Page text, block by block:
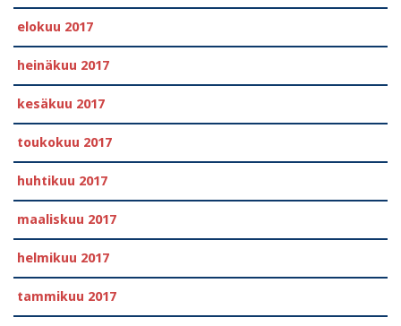
elokuu 2017
heinäkuu 2017
kesäkuu 2017
toukokuu 2017
huhtikuu 2017
maaliskuu 2017
helmikuu 2017
tammikuu 2017